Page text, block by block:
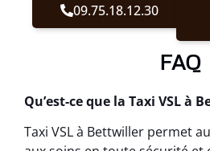
09.75.18.12.30
FAQ
Qu’est-ce que la Taxi VSL à
Taxi VSL à Bettwiller permet